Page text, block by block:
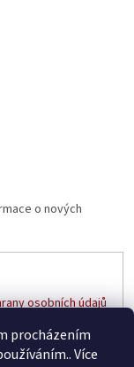
procházením
Více
o nových
osobních údajů